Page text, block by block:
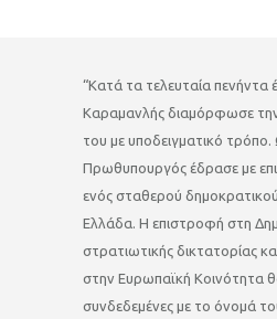
“Κατά τα τελευταία πενήντα
Καραμανλής διαμόρφωσε
του με υποδειγματικό
Πρωθυπουργός έδρασε με
ενός σταθερού
Ελλάδα. Η επιστροφή στη
στρατιωτικής δικτατορίας
στην Ευρωπαϊκή Κοινότητα
συνδεδεμένες με το όνομά